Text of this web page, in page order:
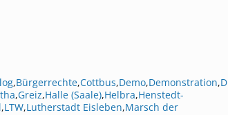
,Bürgerrechte,Cottbus,Demo,Demonstration,D
,Greiz,Halle (Saale),Helbra,Henstedt-
,LTW,Lutherstadt Eisleben,Marsch der